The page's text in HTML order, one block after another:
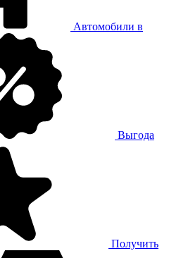
Автомобили в
Выгода
Получить